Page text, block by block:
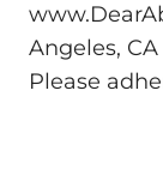
Angeles,
Please